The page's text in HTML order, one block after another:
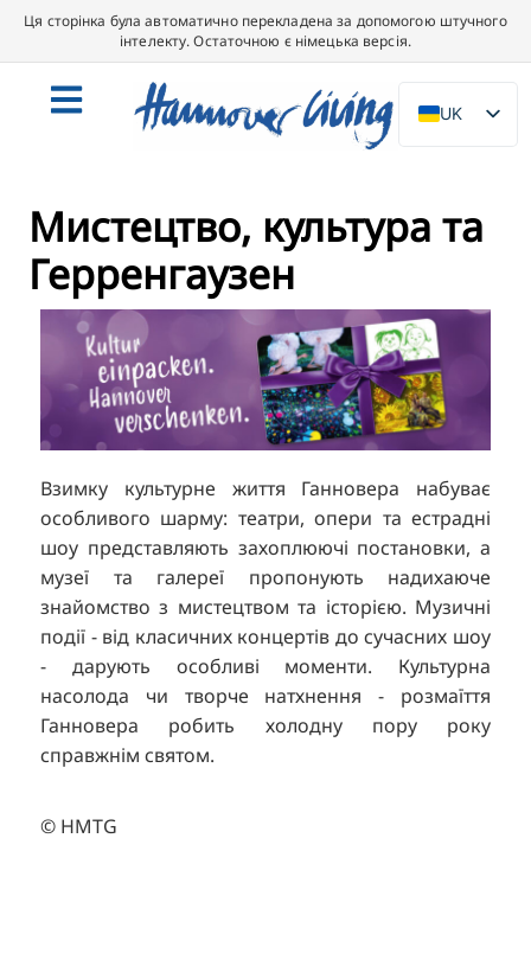
Ця сторінка була автоматично перекладена за допомогою штучного
інтелекту. Остаточною є німецька версія.
UK
DE
NL
ES
DA
SV
PT
TR
RU
FI
ZH
KO
JA
Мистецтво, культура та
Герренгаузен
Взимку культурне життя Ганновера набуває
особливого шарму: театри, опери та естрадні
шоу представляють захоплюючі постановки, а
музеї та галереї пропонують надихаюче
знайомство з мистецтвом та історією. Музичні
події - від класичних концертів до сучасних шоу
- дарують особливі моменти. Культурна
насолода чи творче натхнення - розмаїття
Ганновера робить холодну пору року
справжнім святом.
© HMTG